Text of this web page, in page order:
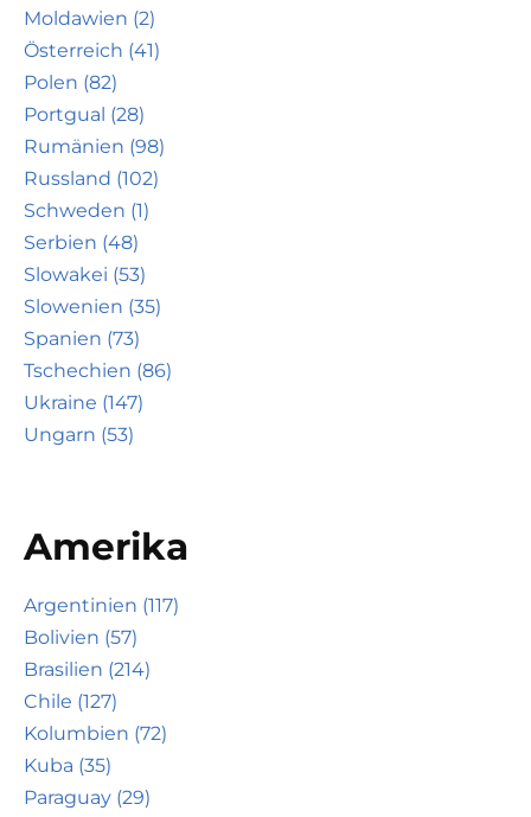
Moldawien (2)
Österreich (41)
Polen (82)
Portgual (28)
Rumänien (98)
Russland (102)
Schweden (1)
Serbien (48)
Slowakei (53)
Slowenien (35)
Spanien (73)
Tschechien (86)
Ukraine (147)
Ungarn (53)
Amerika
Argentinien (117)
Bolivien (57)
Brasilien (214)
Chile (127)
Kolumbien (72)
Kuba (35)
Paraguay (29)